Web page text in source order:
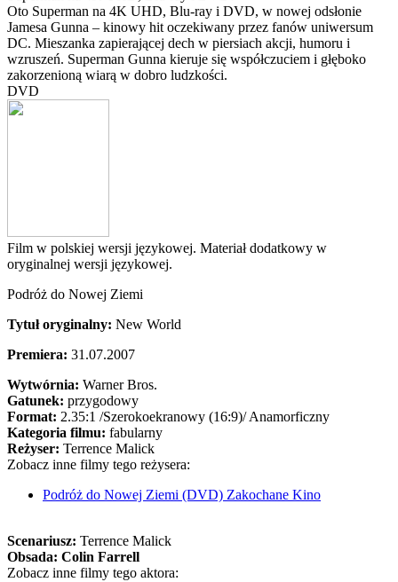
Oto Superman na 4K UHD, Blu-ray i DVD, w nowej odsłonie
Jamesa Gunna – kinowy hit oczekiwany przez fanów uniwersum
DC. Mieszanka zapierającej dech w piersiach akcji, humoru i
wzruszeń. Superman Gunna kieruje się współczuciem i głęboko
zakorzenioną wiarą w dobro ludzkości.
DVD
Film w polskiej wersji językowej. Materiał dodatkowy w
oryginalnej wersji językowej.
Podróż do Nowej Ziemi
Tytuł oryginalny: New World
Premiera: 31.07.2007
Wytwórnia: Warner Bros.
Gatunek: przygodowy
Format: 2.35:1 /Szerokoekranowy (16:9)/Anamorficzny
Kategoria filmu: fabularny
Reżyser: Terrence Malick
Zobacz inne filmy tego reżysera:
Podróż do Nowej Ziemi (DVD) Zakochane Kino
Scenariusz: Terrence Malick
Obsada: Colin Farrell
Zobacz inne filmy tego aktora: